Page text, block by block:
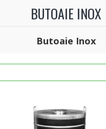
BUTOAIE INOX
Butoaie Inox